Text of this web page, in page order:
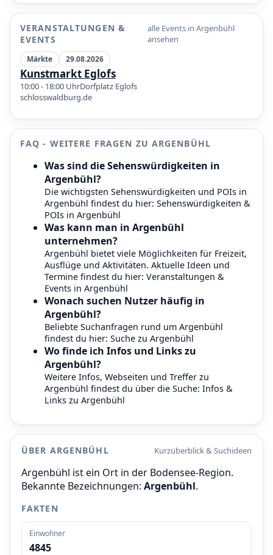
P
P
VERANSTALTUNGEN &
EVENTS
alle Events in Argenbühl
ansehen
Märkte 29.08.2026
Kunstmarkt Eglofs
10:00 - 18:00 UhrDorfplatz Eglofs
schlosswaldburg.de
FAQ - WEITERE FRAGEN ZU ARGENBÜHL
Was sind die Sehenswürdigkeiten in
Argenbühl?
Die wichtigsten Sehenswürdigkeiten und POIs in
Argenbühl findest du hier: Sehenswürdigkeiten &
POIs in Argenbühl
Was kann man in Argenbühl
unternehmen?
Argenbühl bietet viele Möglichkeiten für Freizeit,
Ausflüge und Aktivitäten. Aktuelle Ideen und
Termine findest du hier: Veranstaltungen &
Events in Argenbühl
Wonach suchen Nutzer häufig in
Argenbühl?
Beliebte Suchanfragen rund um Argenbühl
findest du hier: Suche zu Argenbühl
Wo finde ich Infos und Links zu
Argenbühl?
Weitere Infos, Webseiten und Treffer zu
Argenbühl findest du über die Suche: Infos &
Links zu Argenbühl
ÜBER ARGENBÜHL Kurzüberblick & Suchideen
Argenbühl ist ein Ort in der Bodensee-Region.
Bekannte Bezeichnungen: Argenbühl.
FAKTEN
Einwohner
4845